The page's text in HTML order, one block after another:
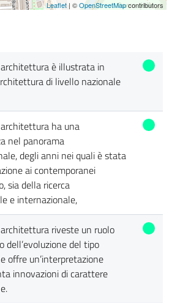
Leaflet | ©OpenStreetMapcontributors
architettura è illustrata in
di livello nazionale
architettura ha una
nel panorama
degli anni nei quali è stata
ai contemporanei
sia della ricerca
e internazionale,
architettura riveste un ruolo
dell’evoluzione del tipo
offre un’interpretazione
innovazioni di carattere